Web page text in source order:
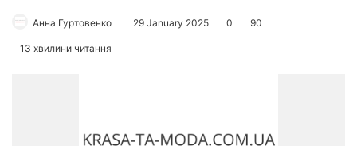
Анна Гуртовенко 29 January 2025 0 90
13 хвилини читання